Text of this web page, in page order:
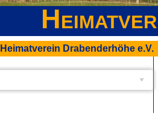
Heimatverein Drabenderhöhe e.V.